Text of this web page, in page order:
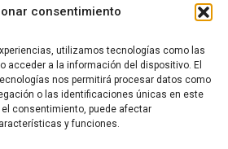
consentimiento
utilizamos tecnologías como las
acceder a la información del dispositivo. El
nos permitirá procesar datos como
o las identificaciones únicas en este
consentimiento, puede afectar
y funciones.
de Tbikes, mantente informado de
salidas en grupo, ofertas, sorteos ...